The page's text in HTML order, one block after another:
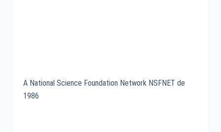
A National Science Foundation Network NSFNET de
1986